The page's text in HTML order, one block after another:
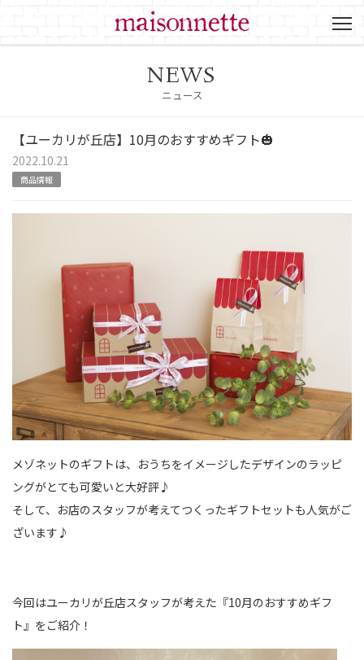
NEWS
ニュース
【ユーカリが丘店】10月のおすすめギフト🎃
2022.10.21
商品情報
メゾネットのギフトは、おうちをイメージしたデザインのラッピ
ングがとても可愛いと大好評♪
そして、お店のスタッフが考えてつくったギフトセットも人気がご
ざいます♪
今回はユーカリが丘店スタッフが考えた『10月のおすすめギフ
ト』をご紹介！